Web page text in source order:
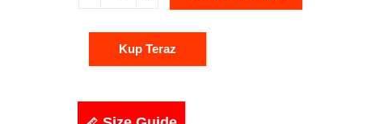
Kup Teraz